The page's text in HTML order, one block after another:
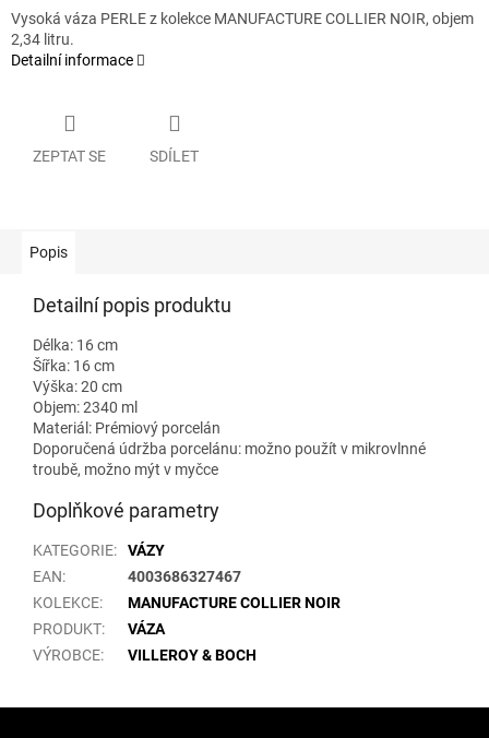
Vysoká váza PERLE z kolekce MANUFACTURE COLLIER NOIR, objem
2,34 litru.
Detailní informace
ZEPTAT SE SDÍLET
Popis
Detailní popis produktu
Délka: 16 cm
Šířka: 16 cm
Výška: 20 cm
Objem: 2340 ml
Materiál: Prémiový porcelán
Doporučená údržba porcelánu: možno použít v mikrovlnné
troubě, možno mýt v myčce
Doplňkové parametry
KATEGORIE:
VÁZY
EAN:
4003686327467
KOLEKCE:
MANUFACTURE COLLIER NOIR
PRODUKT:
VÁZA
VÝROBCE: VILLEROY & BOCH